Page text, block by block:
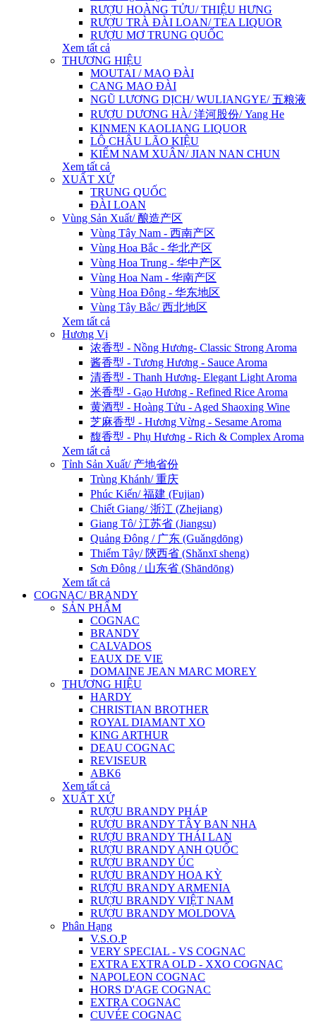
RƯỢU HOÀNG TỬU/ THIỆU HƯNG
RƯỢU TRÀ ĐÀI LOAN/ TEA LIQUOR
RƯỢU MƠ TRUNG QUỐC
Xem tất cả
THƯƠNG HIỆU
MOUTAI / MAO ĐÀI
CANG MAO ĐÀI
NGŨ LƯƠNG DỊCH/ WULIANGYE/ 五粮液
RƯỢU DƯƠNG HÀ/ 洋河股份/ Yang He
KINMEN KAOLIANG LIQUOR
LÔ CHÂU LÃO KIỆU
KIẾM NAM XUÂN/ JIAN NAN CHUN
Xem tất cả
XUẤT XỨ
TRUNG QUỐC
ĐÀI LOAN
Vùng Sản Xuất/ 酿造产区
Vùng Tây Nam - 西南产区
Vùng Hoa Bắc - 华北产区
Vùng Hoa Trung - 华中产区
Vùng Hoa Nam - 华南产区
Vùng Hoa Đông - 华东地区
Vùng Tây Bắc/ 西北地区
Xem tất cả
Hương Vị
浓香型 - Nồng Hương- Classic Strong Aroma
酱香型 - Tương Hương - Sauce Aroma
清香型 - Thanh Hương- Elegant Light Aroma
米香型 - Gạo Hương - Refined Rice Aroma
黄酒型 - Hoàng Tửu - Aged Shaoxing Wine
芝麻香型 - Hương Vừng - Sesame Aroma
馥香型 - Phụ Hương - Rich & Complex Aroma
Xem tất cả
Tỉnh Sản Xuất/ 产地省份
Trùng Khánh/ 重庆
Phúc Kiến/ 福建 (Fujian)
Chiết Giang/ 浙江 (Zhejiang)
Giang Tô/ 江苏省 (Jiangsu)
Quảng Đông / 广东 (Guǎngdōng)
Thiểm Tây/ 陝西省 (Shǎnxī sheng)
Sơn Đông / 山东省 (Shāndōng)
Xem tất cả
COGNAC/ BRANDY
SẢN PHẨM
COGNAC
BRANDY
CALVADOS
EAUX DE VIE
DOMAINE JEAN MARC MOREY
THƯƠNG HIỆU
HARDY
CHRISTIAN BROTHER
ROYAL DIAMANT XO
KING ARTHUR
DEAU COGNAC
REVISEUR
ABK6
Xem tất cả
XUẤT XỨ
RƯỢU BRANDY PHÁP
RƯỢU BRANDY TÂY BAN NHA
RƯỢU BRANDY THÁI LAN
RƯỢU BRANDY ANH QUỐC
RƯỢU BRANDY ÚC
RƯỢU BRANDY HOA KỲ
RƯỢU BRANDY ARMENIA
RƯỢU BRANDY VIỆT NAM
RƯỢU BRANDY MOLDOVA
Phân Hạng
V.S.O.P
VERY SPECIAL - VS COGNAC
EXTRA EXTRA OLD - XXO COGNAC
NAPOLEON COGNAC
HORS D'AGE COGNAC
EXTRA COGNAC
CUVÉE COGNAC